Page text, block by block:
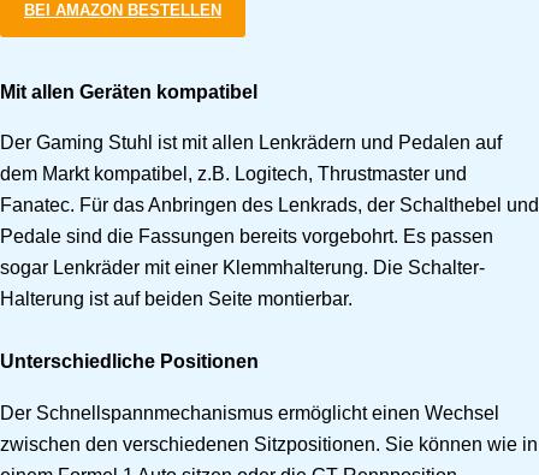
BEI AMAZON BESTELLEN
Mit allen Geräten kompatibel
Der Gaming Stuhl ist mit allen Lenkrädern und Pedalen auf
dem Markt kompatibel, z.B. Logitech, Thrustmaster und
Fanatec. Für das Anbringen des Lenkrads, der Schalthebel und
Pedale sind die Fassungen bereits vorgebohrt. Es passen
sogar Lenkräder mit einer Klemmhalterung. Die Schalter-
Halterung ist auf beiden Seite montierbar.
Unterschiedliche Positionen
Der Schnellspannmechanismus ermöglicht einen Wechsel
zwischen den verschiedenen Sitzpositionen. Sie können wie in